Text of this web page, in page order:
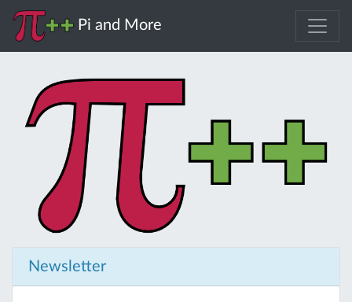
Pi and More
Newsletter